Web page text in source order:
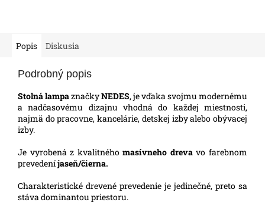
Popis Diskusia
Podrobný popis
Stolná lampaznačkyNEDES, je vďaka svojmu modernému
a nadčasovému dizajnu vhodná do každej miestnosti,
najmä do pracovne, kancelárie, detskej izby alebo obývacej
izby.
Je vyrobená z kvalitnéhomasívneho drevavo farebnom
prevedeníjaseň/čierna.
Charakteristické drevené prevedenie je jedinečné, preto sa
stáva dominantou priestoru.